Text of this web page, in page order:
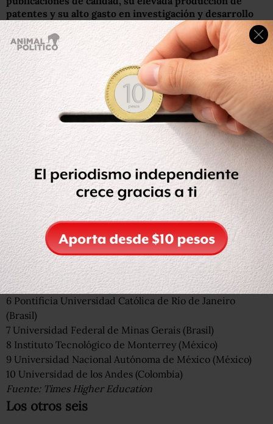
patentes y su alto gasto en investigación y desarrollo
en relación al producto bruto interno(1,15%).
Por su parte, Javier Botero Álvarez, especialista de
educación superior para América Latina del Banco
Mundial, dijo a THE que las universidades públicas de
Brasil sobresalen por dos factores:una elevada
financiación estatal y un selecto sistema de elección de
estudiantes.
El liderazgo educativo de Brasil en la región se mantiene
a pesar del estancamiento actual de la economía de país y
los recortes de financiamiento que están sufriendo las
universidades estatales.
Las mejores universidades de América Latina
1 Universidad de Sao Paulo (Brasil)
2Universidad de Campinas (Brasil)
3Pontificia Universidad Católica de Chile (Chile)
4Universidad de Chile (Chile)
5Universidad Federal de Río de Janeiro (Brasil)
6 Pontificia Universidad Católica de Río de Janeiro
(Brasil)
7 Universidad Federal de Minas Gerais (Brasil)
8 Instituto Tecnológico de Monterrey (México)
9 Universidad Nacional Autónoma de México (México)
10 Universidad de los Andes (Colombia)
Fuente: Times Higher Education
Los otros seis